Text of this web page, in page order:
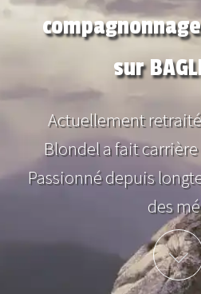
sur
Actuellement
Blondel a fait
Passionné depuis
des